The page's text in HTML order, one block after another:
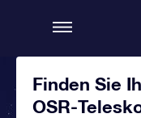
Finden Sie
OSR-